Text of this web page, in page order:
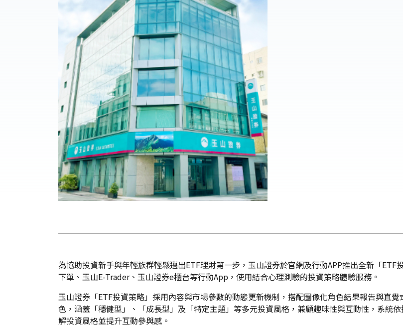
為協助投資新手與年輕族群輕鬆邁出ETF理財第一步，玉山證券於官網及行動APP推出全新「
下單、玉山E-Trader、玉山證券e櫃台等行動App，使用結合心理測驗的投資策略體驗服務。
玉山證券「ETF投資策略」採用內容與市場參數的動態更新機制，搭配圖像化角色結果報告與直
色，涵蓋「穩健型」、「成長型」及「特定主題」等多元投資風格，兼顧趣味性與互動性，系統
解投資風格並提升互動參與感。